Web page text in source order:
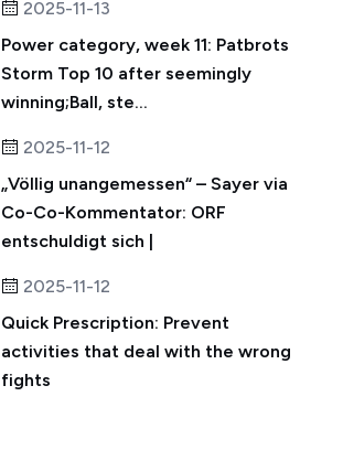
2025-11-13
Power category, week 11: Patbrots
Storm Top 10 after seemingly
winning;Ball, ste...
2025-11-12
„Völlig unangemessen“ – Sayer via
Co-Co-Kommentator: ORF
entschuldigt sich |
2025-11-12
Quick Prescription: Prevent
activities that deal with the wrong
fights